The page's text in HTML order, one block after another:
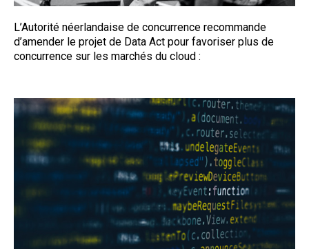
L’Autorité néerlandaise de concurrence recommande
d’amender le projet de Data Act pour favoriser plus de
concurrence sur les marchés du cloud :